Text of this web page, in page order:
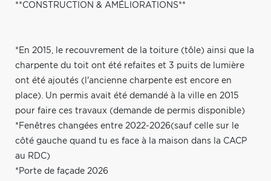
**CONSTRUCTION & AMÉLIORATIONS**
*En 2015, le recouvrement de la toiture (tôle) ainsi que la
charpente du toit ont été refaites et 3 puits de lumière
ont été ajoutés (l'ancienne charpente est encore en
place). Un permis avait été demandé à la ville en 2015
pour faire ces travaux (demande de permis disponible)
*Fenêtres changées entre 2022-2026(sauf celle sur le
côté gauche quand tu es face à la maison dans la CACP
au RDC)
*Porte de façade 2026